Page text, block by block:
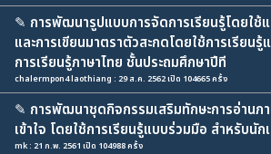
✎ การพัฒนารูปแบบการจัดการเรียนรู้โดยใช้
และการเขียนมาตราตัวสะกดโดยใช้การเรียนรู้
การเรียนรู้ภาษาไทย ชั้นประถมศึกษาปีที
chalermpon4 laothiang : 29 ส.ค. 2562 เปิด 104665 ครั้ง
✎ การพัฒนาชุดกิจกรรมเสริมทักษะการอ่านภ
เข้าใจ โดยใช้การเรียนรู้แบบร่วมมือ สำหรับนักเ
mk : 21 ก.พ. 2561 เปิด 104988 ครั้ง